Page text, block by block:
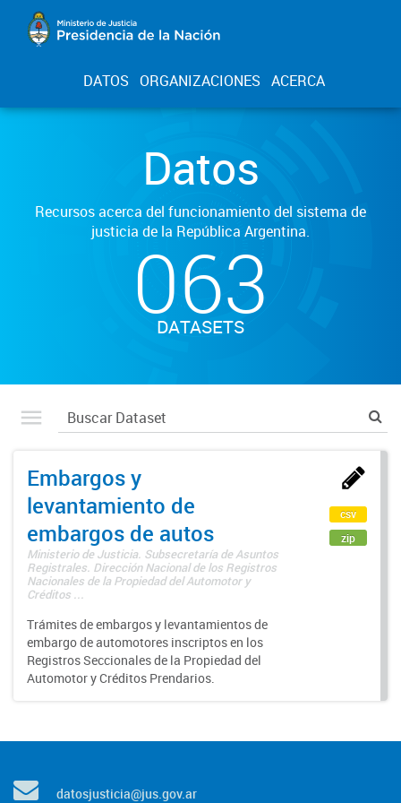
DATOS ORGANIZACIONES ACERCA
Datos
Recursos acerca del funcionamiento del sistema de
justicia de la República Argentina.
063
DATASETS
Embargos y
levantamiento de
embargos de autos
Ministerio de Justicia. Subsecretaría de Asuntos
Registrales. Dirección Nacional de los Registros
Nacionales de la Propiedad del Automotor y
Créditos ...
Trámites de embargos y levantamientos de
embargo de automotores inscriptos en los
Registros Seccionales de la Propiedad del
Automotor y Créditos Prendarios.
csv
zip
datosjusticia@jus.gov.ar